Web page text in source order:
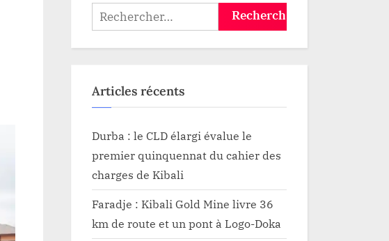
Rechercher :
Articles récents
Durba : le CLD élargi évalue le
premier quinquennat du cahier des
charges de Kibali
Faradje : Kibali Gold Mine livre 36
km de route et un pont à Logo-Doka